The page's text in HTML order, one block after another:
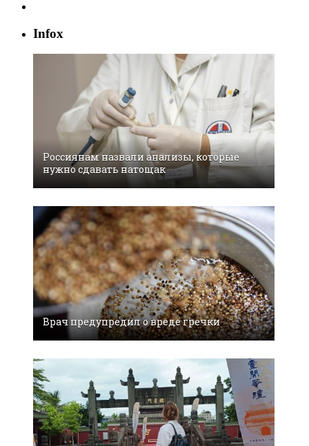
Infox
Россиянам назвали анализы, которые
нужно сдавать натощак
Врач предупредил о вреде гречки